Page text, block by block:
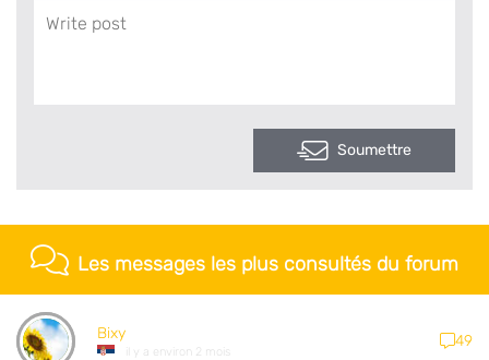
Soumettre
Les messages les plus consultés du forum
Bixy
il y a environ 2 mois
49